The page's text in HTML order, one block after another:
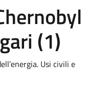
(1)
Usi civili e